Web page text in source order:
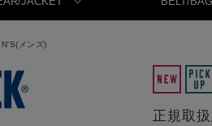
メンズ)
正規取